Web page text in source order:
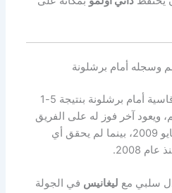
وسجله أمام برشلونة
لهزيمة قاسية أمام برشلونة بنتيجة 5-1
ويعود آخر فوز له على الفريق
الكتالوني في الدوري إلى مايو 2009، بينما لم يحقق أي
2008.
سلبي مع ليغانيس في الجولة